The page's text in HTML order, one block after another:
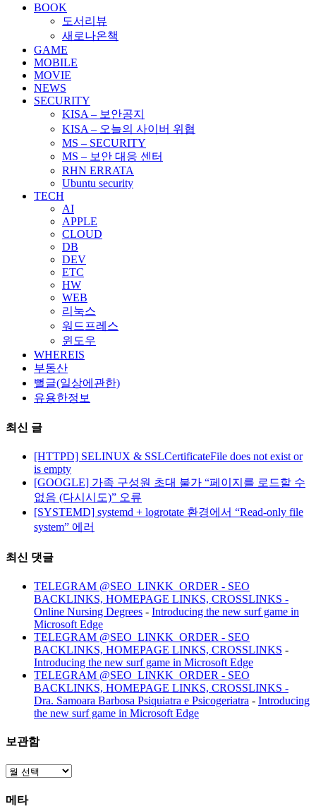
BOOK
도서리뷰
새로나온책
GAME
MOBILE
MOVIE
NEWS
SECURITY
KISA – 보안공지
KISA – 오늘의 사이버 위협
MS – SECURITY
MS – 보안 대응 센터
RHN ERRATA
Ubuntu security
TECH
AI
APPLE
CLOUD
DB
DEV
ETC
HW
WEB
리눅스
워드프레스
윈도우
WHEREIS
부동산
뻘글(일상에관한)
유용한정보
최신 글
[HTTPD] SELINUX & SSLCertificateFile does not exist or
is empty
[GOOGLE] 가족 구성원 초대 불가 “페이지를 로드할 수
없음 (다시시도)” 오류
[SYSTEMD] systemd + logrotate 환경에서 “Read-only file
system” 에러
최신 댓글
TELEGRAM @SEO_LINKK_ORDER - SEO
BACKLINKS, HOMEPAGE LINKS, CROSSLINKS -
Online Nursing Degrees - Introducing the new surf game in
Microsoft Edge
TELEGRAM @SEO_LINKK_ORDER - SEO
BACKLINKS, HOMEPAGE LINKS, CROSSLINKS -
Introducing the new surf game in Microsoft Edge
TELEGRAM @SEO_LINKK_ORDER - SEO
BACKLINKS, HOMEPAGE LINKS, CROSSLINKS -
Dra. Samoara Barbosa Psiquiatra e Psicogeriatra - Introducing
the new surf game in Microsoft Edge
보관함
보
함
메타